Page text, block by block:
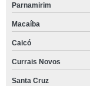
Parnamirim
Macaíba
Caicó
Currais Novos
Santa Cruz